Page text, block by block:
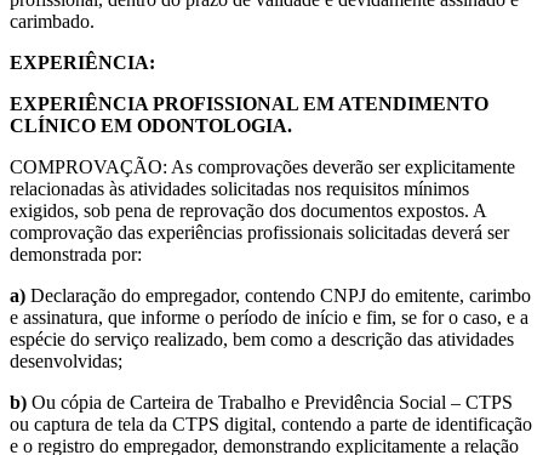
carimbado.
EXPERIÊNCIA:
EXPERIÊNCIA PROFISSIONAL EM ATENDIMENTO
CLÍNICO EM ODONTOLOGIA.
COMPROVAÇÃO: As comprovações deverão ser explicitamente
relacionadas às atividades solicitadas nos requisitos mínimos
exigidos, sob pena de reprovação dos documentos expostos. A
comprovação das experiências profissionais solicitadas deverá ser
demonstrada por:
a) Declaração do empregador, contendo CNPJ do emitente, carimbo
e assinatura, que informe o período de início e fim, se for o caso, e a
espécie do serviço realizado, bem como a descrição das atividades
desenvolvidas;
b) Ou cópia de Carteira de Trabalho e Previdência Social – CTPS
ou captura de tela da CTPS digital, contendo a parte de identificação
e o registro do empregador, demonstrando explicitamente a relação